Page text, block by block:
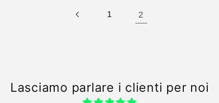
1 2
Lasciamo parlare i clienti per noi